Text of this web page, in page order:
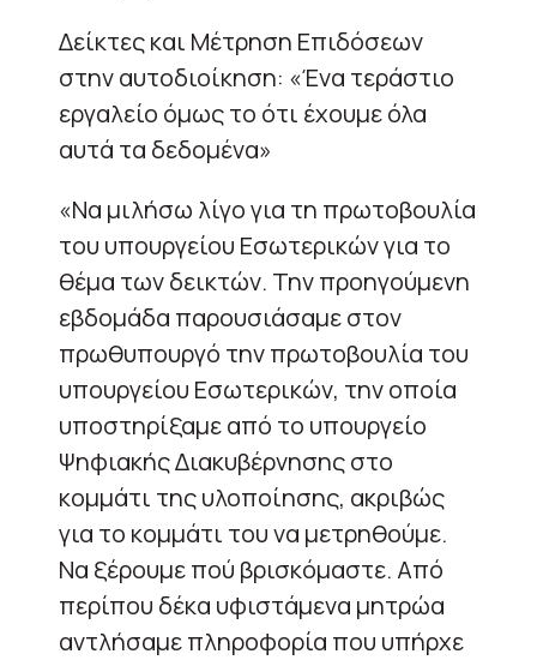
Δείκτες και Μέτρηση Επιδόσεων
στην αυτοδιοίκηση: «Ένα τεράστιο
εργαλείο όμως το ότι έχουμε όλα
αυτά τα δεδομένα»
«Να μιλήσω λίγο για τη πρωτοβουλία
του υπουργείου Εσωτερικών για το
θέμα των δεικτών. Την προηγούμενη
εβδομάδα παρουσιάσαμε στον
πρωθυπουργό την πρωτοβουλία του
υπουργείου Εσωτερικών, την οποία
υποστηρίξαμε από το υπουργείο
Ψηφιακής Διακυβέρνησης στο
κομμάτι της υλοποίησης, ακριβώς
για το κομμάτι του να μετρηθούμε.
Να ξέρουμε πού βρισκόμαστε. Από
περίπου δέκα υφιστάμενα μητρώα
αντλήσαμε πληροφορία που υπήρχε